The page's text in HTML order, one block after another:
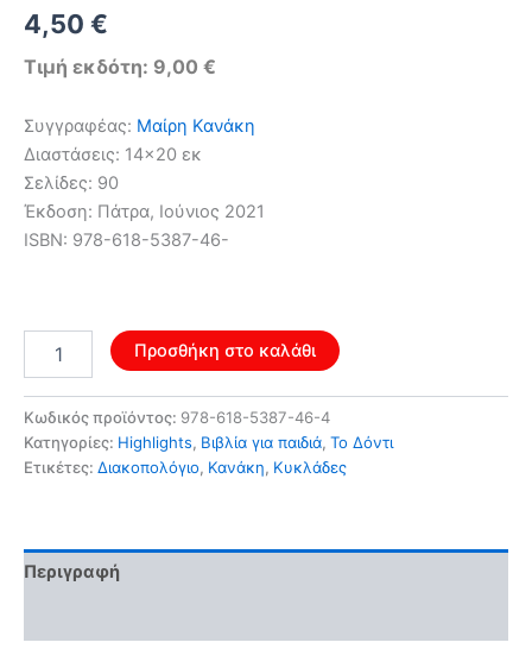
Original
price
7,20 €.
4,50 €
τρέχουσα
είναι:
4,50 €.
Τιμή εκδότη: 9,00 €
Συγγραφέας: Μαίρη Κανάκη
Διαστάσεις: 14×20 εκ
Σελίδες: 90
Έκδοση: Πάτρα, Ιούνιος 2021
ISBN: 978-618-5387-46-
Διακοπολόγιο
ποσότητα
Προσθήκη στο καλάθι
Κωδικός προϊόντος: 978-618-5387-46-4
Κατηγορίες: Highlights, Βιβλία για παιδιά, Το Δόντι
Ετικέτες: Διακοπολόγιο, Κανάκη, Κυκλάδες
Περιγραφή